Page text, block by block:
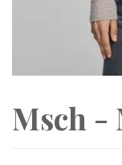
Msch -